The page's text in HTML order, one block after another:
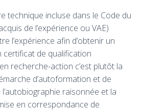
technique incluse dans le Code du
de l’expérience ou VAE)
l’expérience afin d’obtenir un
certificat de qualification
recherche-action c’est plutôt la
d’autoformation et de
raisonnée et la
en correspondance de